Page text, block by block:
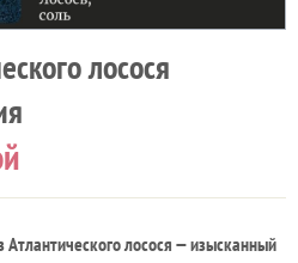
лосося
Атлантического лосося — изысканный